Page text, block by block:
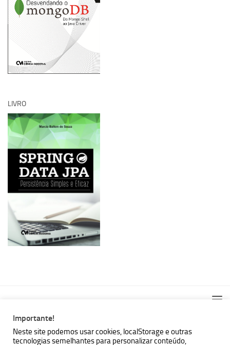
LIVRO
MBallem | Programando com Java © 2026. Todos Direitos
Importante!
Neste site podemos usar cookies, localStorage e outras
tecnologias semelhantes para personalizar conteúdo,